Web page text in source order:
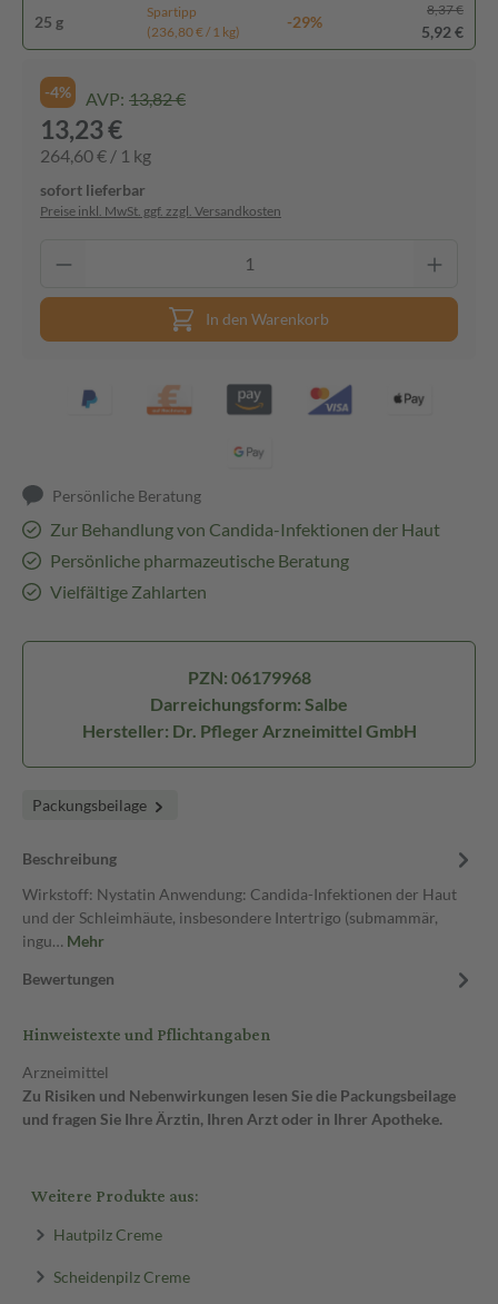
25 g
Spartipp
(236,80 € / 1 kg)
-29%
8,37 €
5,92 €
-4% AVP: 13,82 €
13,23 €
264,60 € / 1 kg
sofort lieferbar
Preise inkl. MwSt. ggf. zzgl. Versandkosten
In den Warenkorb
Persönliche Beratung
Zur Behandlung von Candida-Infektionen der Haut
Persönliche pharmazeutische Beratung
Vielfältige Zahlarten
PZN: 06179968
Darreichungsform: Salbe
Hersteller: Dr. Pfleger Arzneimittel GmbH
Packungsbeilage
Beschreibung
Wirkstoff: Nystatin Anwendung: Candida-Infektionen der Haut
und der Schleimhäute, insbesondere Intertrigo (submammär,
ingu… Mehr
Bewertungen
Hinweistexte und Pflichtangaben
Arzneimittel
Zu Risiken und Nebenwirkungen lesen Sie die Packungsbeilage
und fragen Sie Ihre Ärztin, Ihren Arzt oder in Ihrer Apotheke.
Weitere Produkte aus:
Hautpilz Creme
Scheidenpilz Creme